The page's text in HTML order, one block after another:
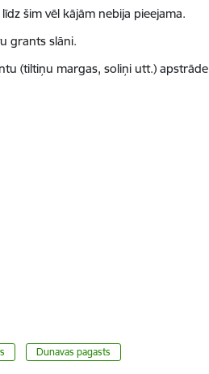
šim vēl kājām nebija pieejama.
grants slāni.
(tiltiņu margas, soliņi utt.)
Dunavas pagasts